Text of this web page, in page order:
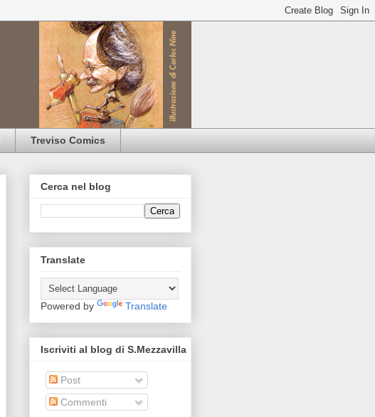
Treviso Comics
Cerca nel blog
Translate
Powered by Translate
Iscriviti al blog di S.Mezzavilla
Post
Commenti